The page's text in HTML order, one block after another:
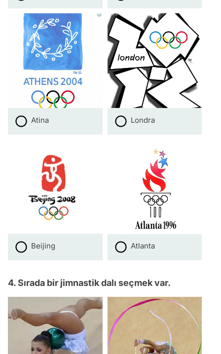
Atina Londra
Beijing Atlanta
4. Sırada bir jimnastik dalı seçmek var.